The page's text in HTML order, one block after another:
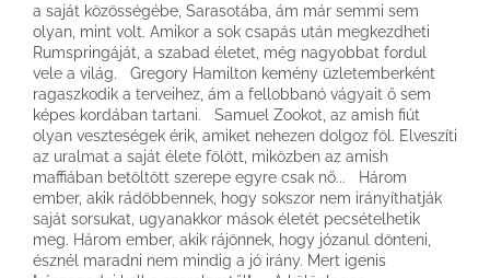
a saját közösségébe, Sarasotába, ám már semmi sem
olyan, mint volt. Amikor a sok csapás után megkezdheti
Rumspringáját, a szabad életet, még nagyobbat fordul
vele a világ. Gregory Hamilton kemény üzletemberként
ragaszkodik a terveihez, ám a fellobbanó vágyait ő sem
képes kordában tartani. Samuel Zookot, az amish fiút
olyan veszteségek érik, amiket nehezen dolgoz föl. Elveszíti
az uralmat a saját élete fölött, miközben az amish
maffiában betöltött szerepe egyre csak nő... Három
ember, akik rádöbbennek, hogy sokszor nem irányíthatják
saját sorsukat, ugyanakkor mások életét pecsételhetik
meg. Három ember, akik rájönnek, hogy józanul dönteni,
észnél maradni nem mindig a jó irány. Mert igenis